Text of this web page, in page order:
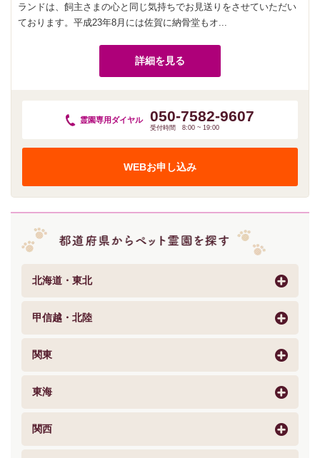
ランドは、飼主さまの心と同じ気持ちでお見送りをさせていただい
ております。平成23年8月には佐賀に納骨堂もオ...
詳細を見る
霊園専用 ダイヤル 050-7582-9607
受付時間 8:00 ~ 19:00
WEBお申し込み
北海道・東北
甲信越・北陸
関東
東海
関西